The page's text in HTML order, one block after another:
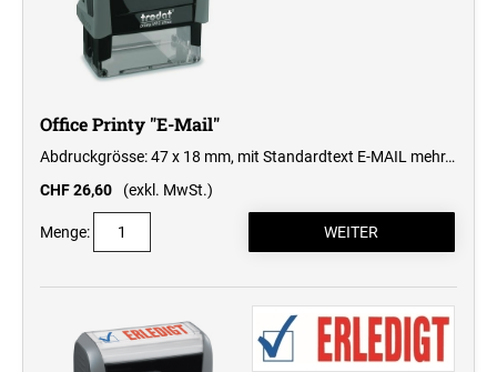
Office Printy "E-Mail"
Abdruckgrösse: 47 x 18 mm, mit Standardtext E-MAIL mehr…
CHF 26,60
(exkl. MwSt.)
Menge: